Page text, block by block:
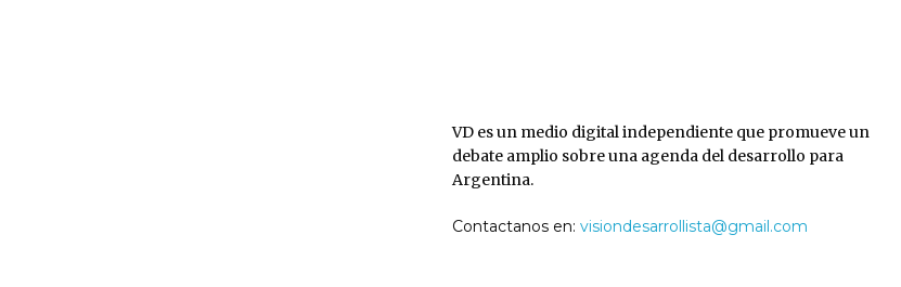
VD es un medio digital independiente que promueve un
debate amplio sobre una agenda del desarrollo para
Argentina.
Contactanos en: visiondesarrollista@gmail.com